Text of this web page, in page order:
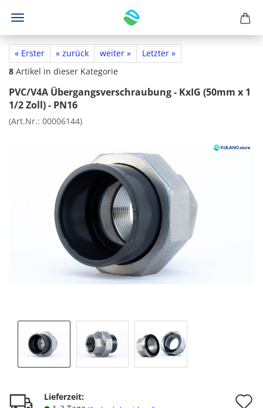
« Erster « zurück weiter »
Letzter »
8 Artikel in dieser Kategorie
PVC/V4A Übergangsverschraubung - KxIG (50mm x 1
1/2 Zoll) - PN16
(Art.Nr.: 00006144)
Lieferzeit: